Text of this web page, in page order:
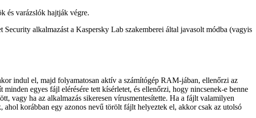
és varázslók hajtják végre.
alkalmazást a Kaspersky Lab szakemberei által javasolt módba (vagyis
indul el, majd folyamatosan aktív a számítógép RAM-jában, ellenőrzi az
egyes fájl elérésére tett kísérletet, és ellenőrzi, hogy nincsenek-e benne
vagy ha az alkalmazás sikeresen vírusmentesítette. Ha a fájlt valamilyen
korábban egy azonos nevű törölt fájlt helyeztek el, akkor csak az utolsó